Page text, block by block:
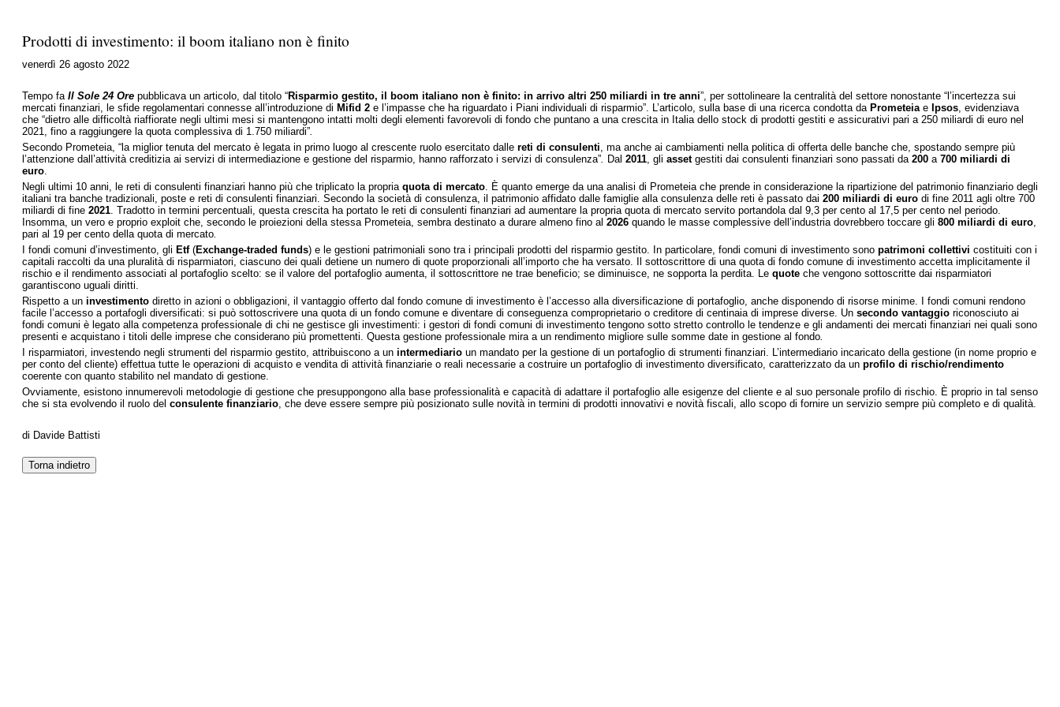
Prodotti di investimento: il boom italiano non è finito
venerdì 26 agosto 2022
Tempo fa Il Sole 24 Ore pubblicava un articolo, dal titolo “Risparmio gestito, il boom italiano non è finito: in arrivo altri 250 miliardi in tre anni”, per sottolineare la centralità del settore nonostante “l’incertezza sui
mercati finanziari, le sfide regolamentari connesse all’introduzione di Mifid 2 e l’impasse che ha riguardato i Piani individuali di risparmio”. L’articolo, sulla base di una ricerca condotta da Prometeiae Ipsos, evidenziava
che “dietro alle difficoltà riaffiorate negli ultimi mesi si mantengono intatti molti degli elementi favorevoli di fondo che puntano a una crescita in Italia dello stock di prodotti gestiti e assicurativi pari a 250 miliardi di euro nel
2021, fino a raggiungere la quota complessiva di 1.750 miliardi”.
Secondo Prometeia, “la miglior tenuta del mercato è legata in primo luogo al crescente ruolo esercitato dalle reti di consulenti, ma anche ai cambiamenti nella politica di offerta delle banche che, spostando sempre più
l’attenzione dall’attività creditizia ai servizi di intermediazione e gestione del risparmio, hanno rafforzato i servizi di consulenza”. Dal 2011, gli assetgestiti dai consulenti finanziari sono passati da 200 a 700 miliardi di
euro.
Negli ultimi 10 anni, le reti di consulenti finanziari hanno più che triplicato la propriaquota di mercato. È quanto emerge da una analisi di Prometeia che prende in considerazione la ripartizione del patrimonio finanziario degli
italiani tra banche tradizionali, poste e reti di consulenti finanziari. Secondo la società di consulenza, il patrimonio affidato dalle famiglie alla consulenza delle reti è passato dai 200 miliardi di euro di fine 2011 agli oltre 700
miliardi di fine 2021. Tradotto in termini percentuali, questa crescita ha portato le reti di consulenti finanziari ad aumentare la propria quota di mercato servito portandola dal 9,3 per cento al 17,5 per cento nel periodo.
Insomma, un vero e proprio exploit che, secondo le proiezioni della stessa Prometeia, sembra destinato a durare almeno fino al 2026 quando le masse complessive dell’industria dovrebbero toccare gli 800 miliardi di euro,
pari al 19 per cento della quota di mercato.
I fondi comuni d’investimento, gli Etf(Exchange-traded funds) e le gestioni patrimoniali sono tra i principali prodotti del risparmio gestito. In particolare, fondi comuni di investimento sono patrimoni collettivi costituiti con i
capitali raccolti da una pluralità di risparmiatori, ciascuno dei quali detiene un numero di quote proporzionali all’importo che ha versato. Il sottoscrittore di una quota di fondo comune di investimento accetta implicitamente il
rischio e il rendimento associati al portafoglio scelto: se il valore del portafoglio aumenta, il sottoscrittore ne trae beneficio; se diminuisce, ne sopporta la perdita. Le quote che vengono sottoscritte dai risparmiatori
garantiscono uguali diritti.
Rispetto a un investimento diretto in azioni o obbligazioni, il vantaggio offerto dal fondo comune di investimento è l’accesso alla diversificazione di portafoglio, anche disponendo di risorse minime. I fondi comuni rendono
facile l’accesso a portafogli diversificati: si può sottoscrivere una quota di un fondo comune e diventare di conseguenza comproprietario o creditore di centinaia di imprese diverse. Un secondo vantaggio riconosciuto ai
fondi comuni è legato alla competenza professionale di chi ne gestisce gli investimenti: i gestori di fondi comuni di investimento tengono sotto stretto controllo le tendenze e gli andamenti dei mercati finanziari nei quali sono
presenti e acquistano i titoli delle imprese che considerano più promettenti. Questa gestione professionale mira a un rendimento migliore sulle somme date in gestione al fondo.
I risparmiatori, investendo negli strumenti del risparmio gestito, attribuiscono a un intermediario un mandato per la gestione di un portafoglio di strumenti finanziari. L’intermediario incaricato della gestione (in nome proprio e
per conto del cliente) effettua tutte le operazioni di acquisto e vendita di attività finanziarie o reali necessarie a costruire un portafoglio di investimento diversificato, caratterizzato da un profilo di rischio/rendimento
coerente con quanto stabilito nel mandato di gestione.
Ovviamente, esistono innumerevoli metodologie di gestione che presuppongono alla base professionalità e capacità di adattare il portafoglio alle esigenze del cliente e al suo personale profilo di rischio. È proprio in tal senso
che si sta evolvendo il ruolo del consulente finanziario, che deve essere sempre più posizionato sulle novità in termini di prodotti innovativi e novità fiscali, allo scopo di fornire un servizio sempre più completo e di qualità.
di Davide Battisti